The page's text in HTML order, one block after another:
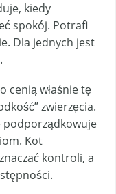
kiedy
spokój. Potrafi
Dla jednych jest
cenią właśnie tę
zwierzęcia.
podporządkowuje
Kot
kontroli, a